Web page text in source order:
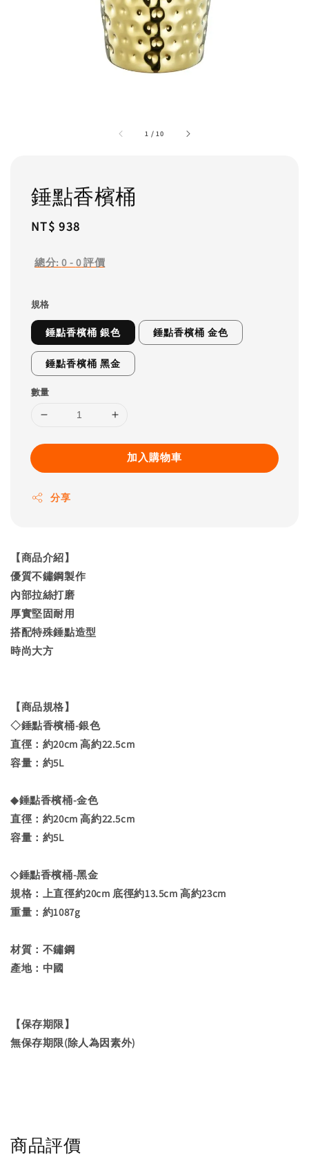
1 / 10
錘點香檳桶
Regular
NT$ 938
總分:0 - 0評價
規格
錘點香檳桶 銀色 錘點香檳桶 金色
錘點香檳桶 黑金
數量
加入購物車
分享
【商品介紹】
優質不鏽鋼製作
內部拉絲打磨
厚實堅固耐用
搭配特殊錘點造型
時尚大方
【商品規格】
◇錘點香檳桶-銀色
直徑：約20cm 高約22.5cm
容量：約5L
◆錘點香檳桶-金色
直徑：約20cm 高約22.5cm
容量：約5L
◇錘點香檳桶-黑金
規格：上直徑約20cm 底徑約13.5cm 高約23cm
重量：約1087g
材質：不鏽鋼
產地：中國
【保存期限】
無保存期限(除人為因素外)
商品評價